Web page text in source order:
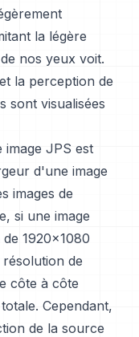
la légère
nos yeux voit.
la perception de
sont visualisées
JPS est
d'une image
images de
si une image
1920x1080
de
côte à côte
Cependant,
de la source